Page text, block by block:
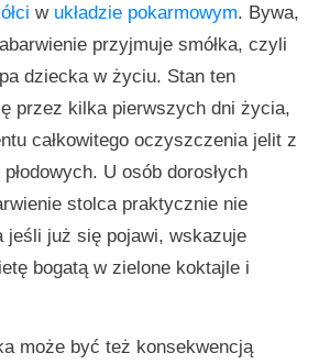
w układzie pokarmowym. Bywa,
przyjmuje smółka, czyli
dziecka w życiu. Stan ten
przez kilka pierwszych dni życia,
całkowitego oczyszczenia jelit z
U osób dorosłych
stolca praktycznie nie
jeśli już się pojawi, wskazuje
bogatą w zielone koktajle i
może być też konsekwencją